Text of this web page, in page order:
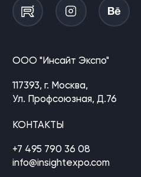
ООО "Инсайт Экспо"
117393, г. Москва,
Ул. Профсоюзная, Д.76
КОНТАКТЫ
+7 495 790 36 08
info@insightexpo.com